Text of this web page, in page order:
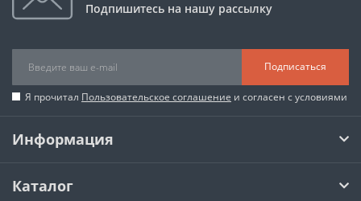
Подпишитесь на нашу рассылку
Подписаться
Я прочитал Пользовательское соглашение и согласен с условиями
Информация
Каталог